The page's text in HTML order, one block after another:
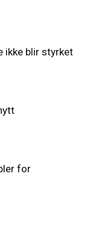
ikke blir styrket
for